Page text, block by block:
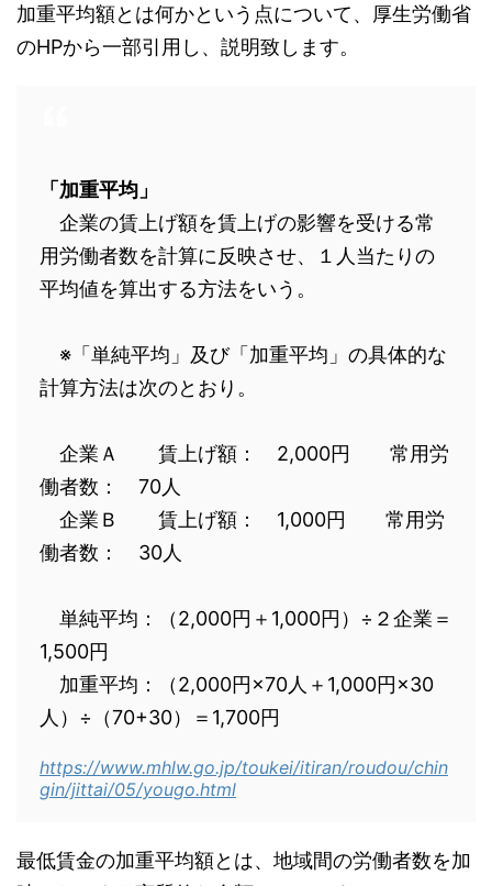
加重平均額とは何かという点について、厚生労働省
のHPから一部引用し、説明致します。
「加重平均」
企業の賃上げ額を賃上げの影響を受ける常
用労働者数を計算に反映させ、１人当たりの
平均値を算出する方法をいう。
※「単純平均」及び「加重平均」の具体的な
計算方法は次のとおり。
企業Ａ 賃上げ額： 2,000円 常用労
働者数： 70人
企業Ｂ 賃上げ額： 1,000円 常用労
働者数： 30人
単純平均：（2,000円＋1,000円）÷２企業＝
1,500円
加重平均：（2,000円×70人＋1,000円×30
人）÷（70+30）＝1,700円
https://www.mhlw.go.jp/toukei/itiran/roudou/chin
gin/jittai/05/yougo.html
最低賃金の加重平均額とは、地域間の労働者数を加